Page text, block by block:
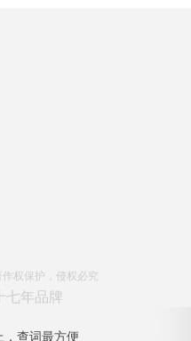
权保护，侵权必究
七年品牌
，查词最方便